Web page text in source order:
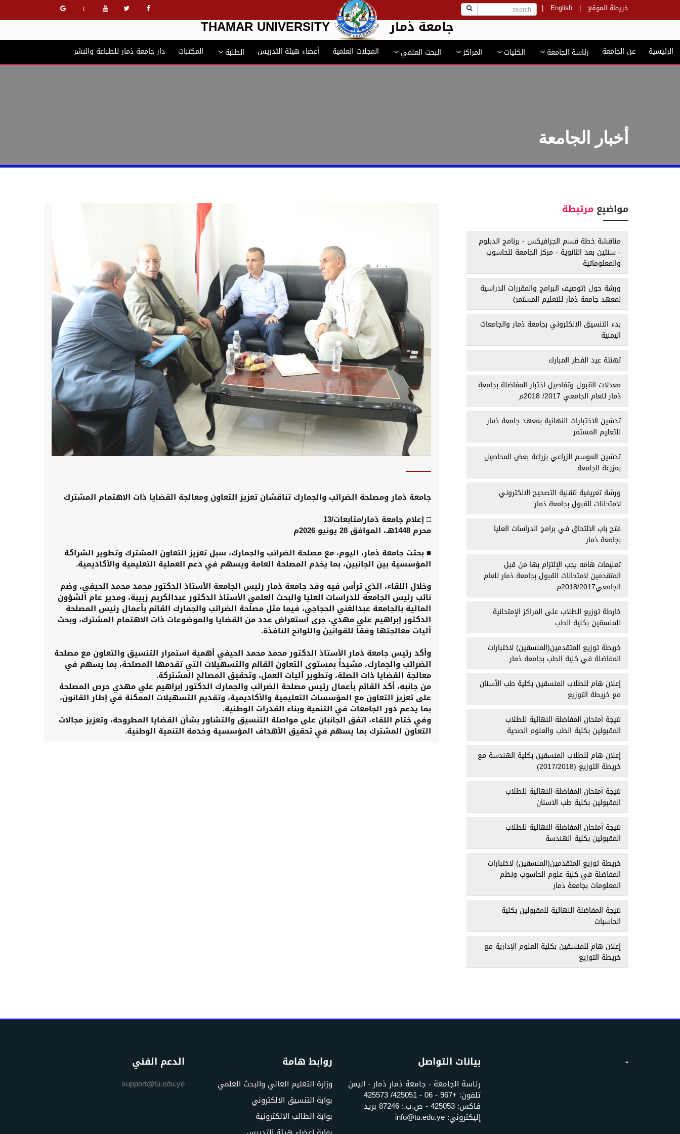
خريطة الموقع |
English
|
t
جامعة ذمار THAMAR UNIVERSITY
الرئيسية عن الجامعة رئاسة الجامعة الكليات المراكز البحث العلمي المجلات العلمية أعضاء هيئة التدريس الطلبة المكتبات دار جامعة ذمار للطباعة والنشر
أخبار الجامعة
جامعة ذمار ومصلحة الضرائب والجمارك تناقشان تعزيز التعاون ومعالجة القضايا ذات الاهتمام المشترك
□ إعلام جامعة ذمار/متابعات/13
محرم 1448هـ، الموافق 28 يونيو 2026م
■ بحثت جامعة ذمار، اليوم، مع مصلحة الضرائب والجمارك، سبل تعزيز التعاون المشترك وتطوير الشراكة
المؤسسية بين الجانبين، بما يخدم المصلحة العامة ويسهم في دعم العملية التعليمية والأكاديمية.
وخلال اللقاء، الذي ترأس فيه وفد جامعة ذمار رئيس الجامعة الأستاذ الدكتور محمد محمد الحيفي، وضم
نائب رئيس الجامعة للدراسات العليا والبحث العلمي الأستاذ الدكتور عبدالكريم زبيبة، ومدير عام الشؤون
المالية بالجامعة عبدالغني الحجاجي، فيما مثل مصلحة الضرائب والجمارك القائم بأعمال رئيس المصلحة
الدكتور إبراهيم علي مهدي، جرى استعراض عدد من القضايا والموضوعات ذات الاهتمام المشترك، وبحث
آليات معالجتها وفقاً للقوانين واللوائح النافذة.
وأكد رئيس جامعة ذمار الأستاذ الدكتور محمد محمد الحيفي أهمية استمرار التنسيق والتعاون مع مصلحة
الضرائب والجمارك، مشيداً بمستوى التعاون القائم والتسهيلات التي تقدمها المصلحة، بما يسهم في
معالجة القضايا ذات الصلة، وتطوير آليات العمل، وتحقيق المصالح المشتركة.
من جانبه، أكد القائم بأعمال رئيس مصلحة الضرائب والجمارك الدكتور إبراهيم علي مهدي حرص المصلحة
على تعزيز التعاون مع المؤسسات التعليمية والأكاديمية، وتقديم التسهيلات الممكنة في إطار القانون،
بما يدعم دور الجامعات في التنمية وبناء القدرات الوطنية.
وفي ختام اللقاء، اتفق الجانبان على مواصلة التنسيق والتشاور بشأن القضايا المطروحة، وتعزيز مجالات
التعاون المشترك بما يسهم في تحقيق الأهداف المؤسسية وخدمة التنمية الوطنية.
مواضيع مرتبطة
مناقشة خطة قسم الجرافيكس - برنامج الدبلوم
- سنتين بعد الثانوية - مركز الجامعة للحاسوب
والمعلوماتية
ورشة حول (توصيف البرامج والمقررات الدراسية
لمعهد جامعة ذمار للتعليم المستمر)
بدء التنسيق الالكتروني بجامعة ذمار والجامعات
اليمنية
تهنئة عيد الفطر المبارك
معدلات القبول وتفاصيل اختبار المفاضلة بجامعة
ذمار للعام الجامعي 2017/ 2018م
تدشين الاختبارات النهائية بمعهد جامعة ذمار
للتعليم المستمر
تدشين الموسم الزراعي بزراعة بعض المحاصيل
بمزرعة الجامعة
ورشة تعريفية لتقنية التصحيح الالكتروني
لامتحانات القبول بجامعة ذمار.
فتح باب الالتحاق في برامج الدراسات العليا
بجامعة ذمار
تعليمات هامه يجب الإلتزام بها من قبل
المتقدمين لامتحانات القبول بجامعة ذمار للعام
الجامعي2018/2017م
خارطة توزيع الطلاب على المراكز الإمتحانية
للمنسقين بكلية الطب
خريطة توزيع المتقدمين(المنسقين) لاختبارات
المفاضلة في كلية الطب بجامعة ذمار
إعلان هام للطلاب المنسقين بكلية طب الأسنان
مع خريطة التوزيع
نتيجة أمتحان المفاضلة النهائية للطلاب
المقبولين بكلية الطب والعلوم الصحية
إعلان هام للطلاب المنسقين بكلية الهندسة مع
خريطة التوزيع (2017/2018)
نتيجة أمتحان المفاضلة النهائية للطلاب
المقبولين بكلية طب الاسنان
نتيجة أمتحان المفاضلة النهائية للطلاب
المقبولين بكلية الهندسة
خريطة توزيع المتقدمين(المنسقين) لاختبارات
المفاضلة في كلية علوم الحاسوب ونظم
المعلومات بجامعة ذمار
نتيجة المفاضلة النهائية للمقبولين بكلية
الحاسبات
إعلان هام للمنسقين بكلية العلوم الإدارية مع
خريطة التوزيع
- بيانات التواصل
رئاسة الجامعة - جامعة ذمار ذمار - اليمن
تلفون: +967 - 06 - 425051/ 425573
فاكس: 425053 - ص.ب.: 87246 بريد
إليكتروني: info@tu.edu.ye
روابط هامة
وزارة التعليم العالي والبحث العلمي
بوابة التنسيق الالكتروني
بوابة الطالب الالكترونية
الدعم الفني
support@tu.edu.ye